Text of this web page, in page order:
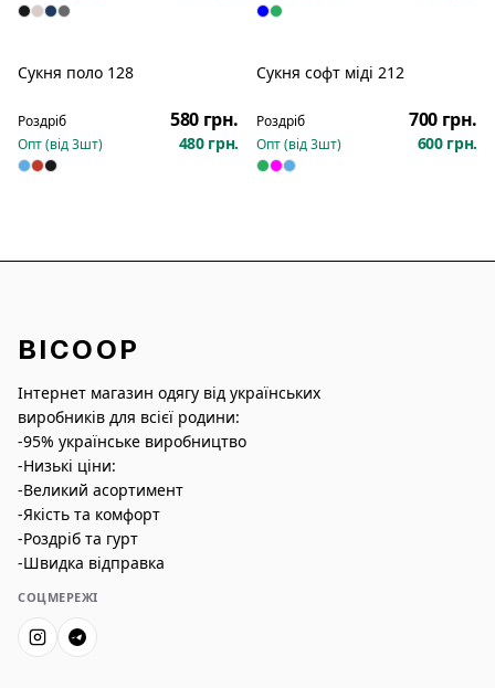
Сукня поло 128
Роздріб 580 грн.
Опт (від3шт) 480 грн.
Новинка
Сукня софт міді 212
Роздріб 700 грн.
Опт (від3шт) 600 грн.
BICOOP
Інтернет магазин одягу від українських
виробників для всієї родини:
-95% українське виробництво
-Низькі ціни:
-Великий асортимент
-Якість та комфорт
-Роздріб та гурт
-Швидка відправка
СОЦМЕРЕЖІ